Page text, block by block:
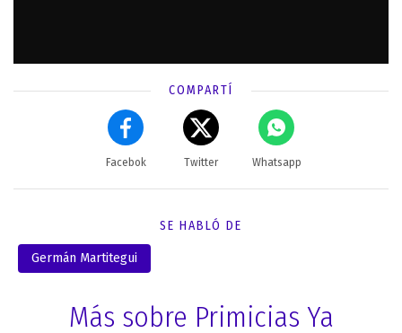
COMPARTÍ
Facebok Twitter Whatsapp
SE HABLÓ DE
Germán Martitegui
Más sobre Primicias Ya